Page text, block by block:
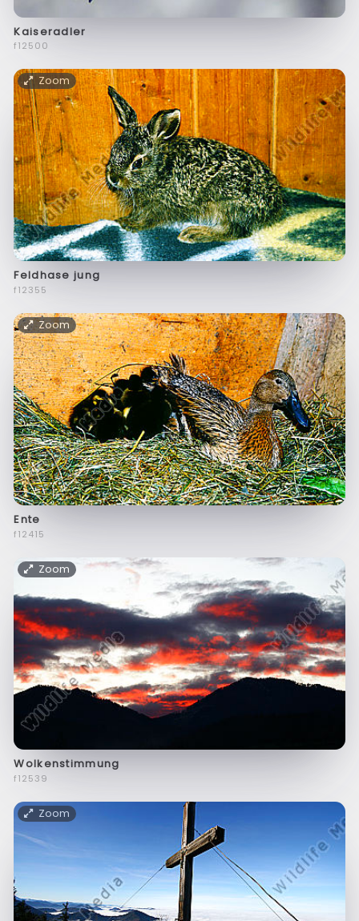
Kaiseradler
f12500
Zoom
Feldhase jung
f12355
Zoom
Ente
f12415
Zoom
Wolkenstimmung
f12539
Zoom